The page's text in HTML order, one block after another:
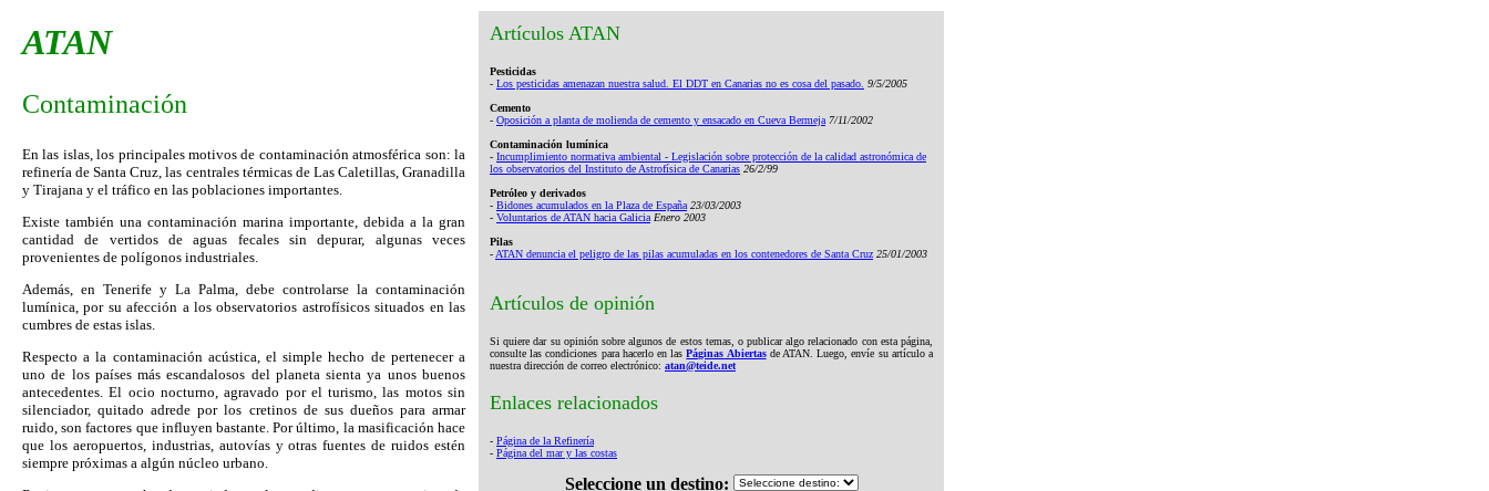
ATAN
Contaminación
En las islas, los principales motivos de contaminación atmosférica son: la
refinería de Santa Cruz, las centrales térmicas de Las Caletillas, Granadilla
y Tirajana y el tráfico en las poblaciones importantes.
Existe también una contaminación marina importante, debida a la gran
cantidad de vertidos de aguas fecales sin depurar, algunas veces
provenientes de polígonos industriales.
Además, en Tenerife y La Palma, debe controlarse la contaminación
lumínica, por su afección a los observatorios astrofísicos situados en las
cumbres de estas islas.
Respecto a la contaminación acústica, el simple hecho de pertenecer a
uno de los países más escandalosos del planeta sienta ya unos buenos
antecedentes. El ocio nocturno, agravado por el turismo, las motos sin
silenciador, quitado adrede por los cretinos de sus dueños para armar
ruido, son factores que influyen bastante. Por último, la masificación hace
que los aeropuertos, industrias, autovías y otras fuentes de ruidos estén
siempre próximas a algún núcleo urbano.
Artículos ATAN
Pesticidas
- Los pesticidas amenazan nuestra salud. El DDT en Canarias no es cosa del pasado. 9/5/2005
Cemento
- Oposición a planta de molienda de cemento y ensacado en Cueva Bermeja 7/11/2002
Contaminación lumínica
- Incumplimiento normativa ambiental - Legislación sobre protección de la calidad astronómica de
los observatorios del Instituto de Astrofísica de Canarias 26/2/99
Petróleo y derivados
- Bidones acumulados en la Plaza de España 23/03/2003
- Voluntarios de ATAN hacia Galicia Enero 2003
Pilas
- ATAN denuncia el peligro de las pilas acumuladas en los contenedores de Santa Cruz 25/01/2003
Artículos de opinión
Si quiere dar su opinión sobre algunos de estos temas, o publicar algo relacionado con esta página,
consulte las condiciones para hacerlo en lasPáginas Abiertasde ATAN. Luego, envíe su artículo a
nuestra dirección de correo electrónico: atan@teide.net
Enlaces relacionados
- Página de la Refinería
- Página del mar y las costas
Seleccione un destino: